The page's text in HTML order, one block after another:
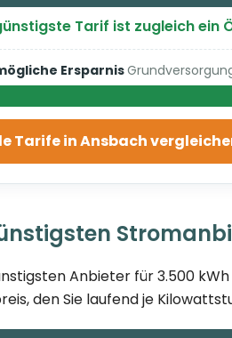
Tarif ist zugleich ein
Ersparnis
Tarife in Ansbach
Anbieter für 3.500
den Sie laufend je